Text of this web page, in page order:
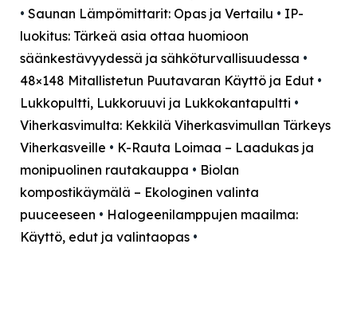
• Saunan Lämpömittarit: Opas ja Vertailu • IP-
luokitus: Tärkeä asia ottaa huomioon
säänkestävyydessä ja sähköturvallisuudessa •
48×148 Mitallistetun Puutavaran Käyttö ja Edut •
Lukkopultti, Lukkoruuvi ja Lukkokantapultti •
Viherkasvimulta: Kekkilä Viherkasvimullan Tärkeys
Viherkasveille • K-Rauta Loimaa – Laadukas ja
monipuolinen rautakauppa • Biolan
kompostikäymälä – Ekologinen valinta
puuceeseen • Halogeenilamppujen maailma:
Käyttö, edut ja valintaopas •